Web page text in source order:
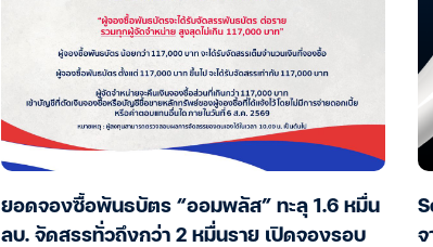
ยอดจองซื้อพันธบัตร “ออมพลัส” ทะลุ 1.6 หมื่น
ลบ. จัดสรรทั่วถึงกว่า 2 หมื่นราย เปิดจองรอบ
จ